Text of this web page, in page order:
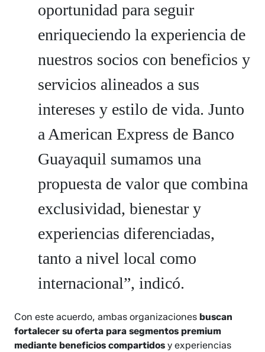
oportunidad para seguir
enriqueciendo la experiencia de
nuestros socios con beneficios y
servicios alineados a sus
intereses y estilo de vida. Junto
a American Express de Banco
Guayaquil sumamos una
propuesta de valor que combina
exclusividad, bienestar y
experiencias diferenciadas,
tanto a nivel local como
internacional”, indicó.
Con este acuerdo, ambas organizaciones buscan
fortalecer su oferta para segmentos premium
mediante beneficios compartidos y experiencias